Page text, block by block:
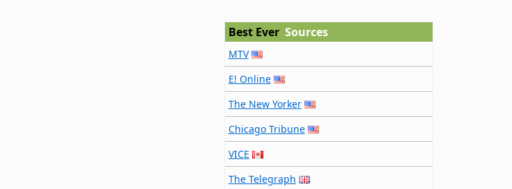
Best Ever Sources
MTV
E! Online
The New Yorker
Chicago Tribune
VICE
The Telegraph